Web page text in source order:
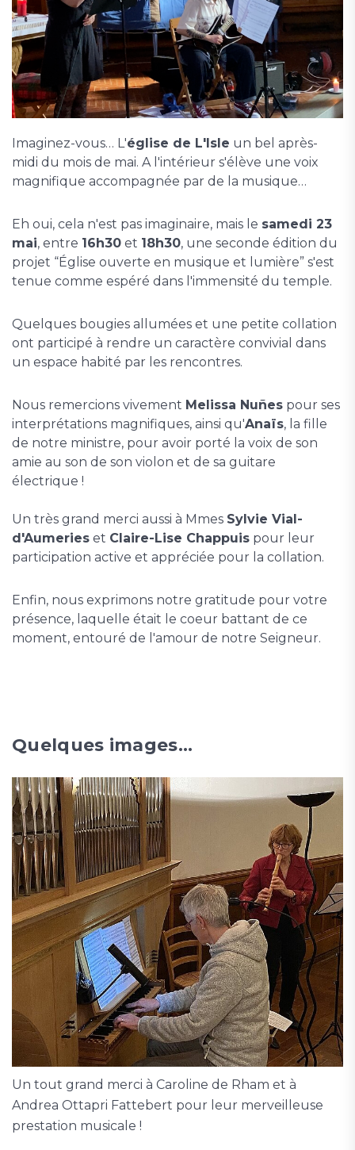
Imaginez-vous… L'église de L'Isle un bel après-
midi du mois de mai. A l'intérieur s'élève une voix
magnifique accompagnée par de la musique…
Eh oui, cela n'est pas imaginaire, mais le samedi 23
mai, entre 16h30 et 18h30, une seconde édition du
projet “Église ouverte en musique et lumière” s'est
tenue comme espéré dans l'immensité du temple.
Quelques bougies allumées et une petite collation
ont participé à rendre un caractère convivial dans
un espace habité par les rencontres.
Nous remercions vivement Melissa Nuñes pour ses
interprétations magnifiques, ainsi qu'Anaïs, la fille
de notre ministre, pour avoir porté la voix de son
amie au son de son violon et de sa guitare
électrique !
Un très grand merci aussi à Mmes Sylvie Vial-
d'Aumeries et Claire-Lise Chappuis pour leur
participation active et appréciée pour la collation.
Enfin, nous exprimons notre gratitude pour votre
présence, laquelle était le coeur battant de ce
moment, entouré de l'amour de notre Seigneur.
Quelques images...
Un tout grand merci à Caroline de Rham et à
Andrea Ottapri Fattebert pour leur merveilleuse
prestation musicale !